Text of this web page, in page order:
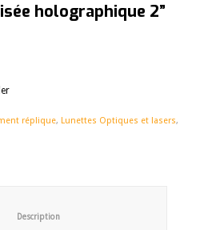
holographique 2”
réplique, Lunettes Optiques et lasers,
						Description